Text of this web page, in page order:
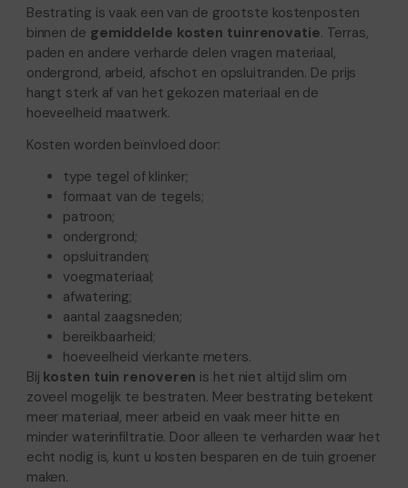
Bestrating is vaak een van de grootste kostenposten
binnen de gemiddelde kosten tuinrenovatie. Terras,
paden en andere verharde delen vragen materiaal,
ondergrond, arbeid, afschot en opsluitranden. De prijs
hangt sterk af van het gekozen materiaal en de
hoeveelheid maatwerk.
Kosten worden beïnvloed door:
type tegel of klinker;
formaat van de tegels;
patroon;
ondergrond;
opsluitranden;
voegmateriaal;
afwatering;
aantal zaagsneden;
bereikbaarheid;
hoeveelheid vierkante meters.
Bij kosten tuin renoveren is het niet altijd slim om
zoveel mogelijk te bestraten. Meer bestrating betekent
meer materiaal, meer arbeid en vaak meer hitte en
minder waterinfiltratie. Door alleen te verharden waar het
echt nodig is, kunt u kosten besparen en de tuin groener
maken.